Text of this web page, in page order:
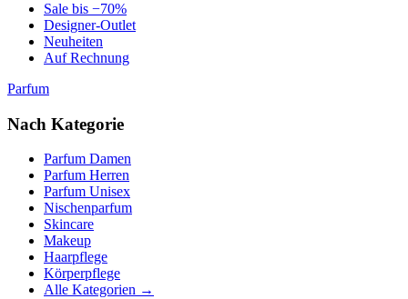
Sale bis −70%
Designer-Outlet
Neuheiten
Auf Rechnung
Parfum
Nach Kategorie
Parfum Damen
Parfum Herren
Parfum Unisex
Nischenparfum
Skincare
Makeup
Haarpflege
Körperpflege
Alle Kategorien →